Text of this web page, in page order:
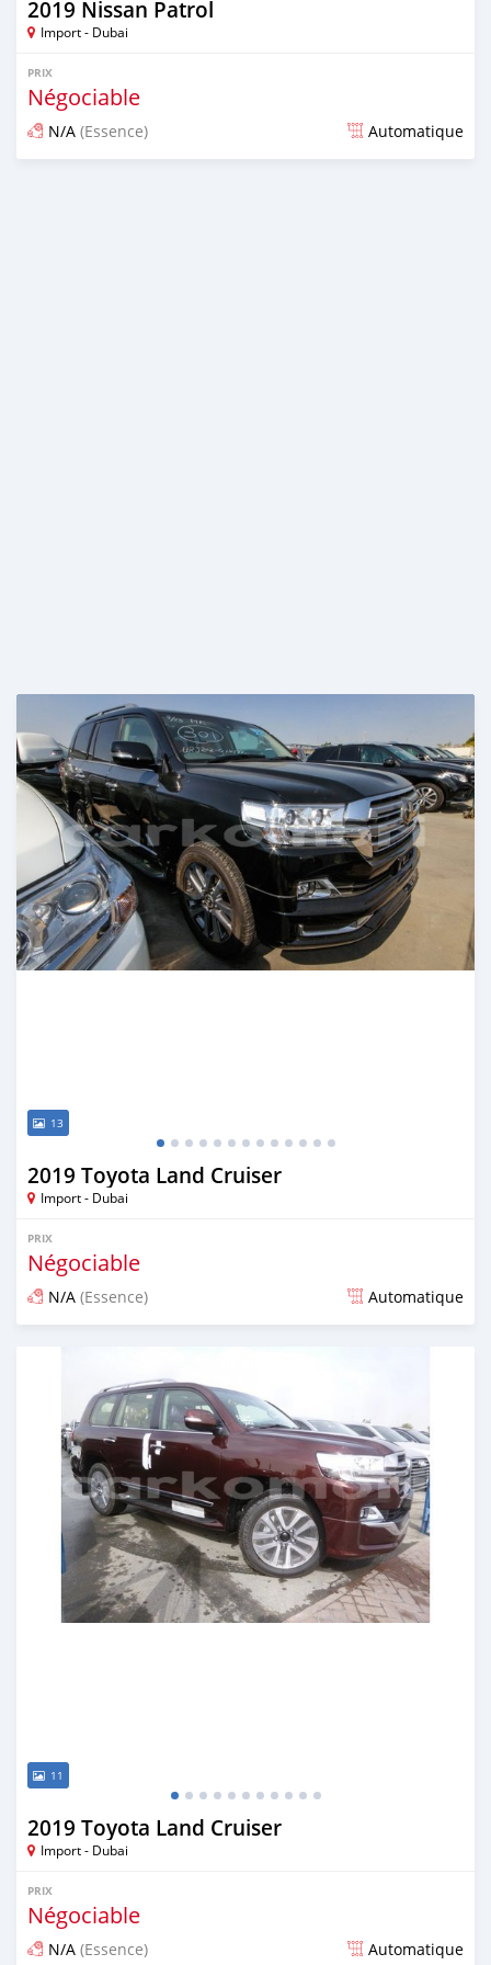
2019 Nissan Patrol
Import - Dubai
PRIX
Négociable
N/A (Essence) Automatique
13
2019 Toyota Land Cruiser
Import - Dubai
PRIX
Négociable
N/A (Essence) Automatique
11
2019 Toyota Land Cruiser
Import - Dubai
PRIX
Négociable
N/A (Essence) Automatique